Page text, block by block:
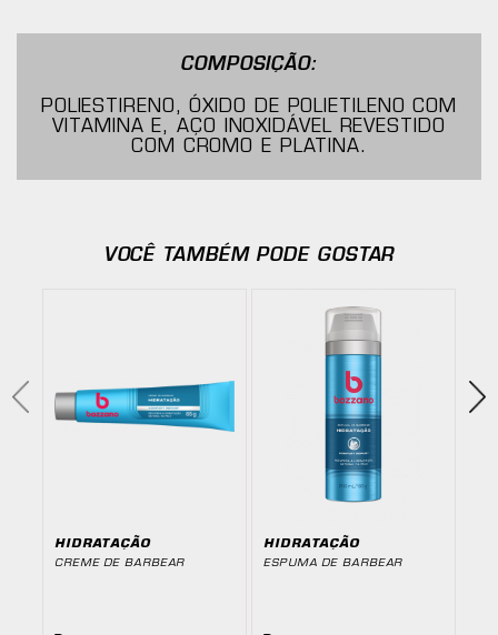
COMPOSIÇÃO:
POLIESTIRENO, ÓXIDO DE POLIETILENO COM
VITAMINA E, AÇO INOXIDÁVEL REVESTIDO
COM CROMO E PLATINA.
VOCÊ TAMBÉM PODE GOSTAR
HIDRATAÇÃO
CREME DE BARBEAR
HIDRATAÇÃO
ESPUMA DE BARBEAR